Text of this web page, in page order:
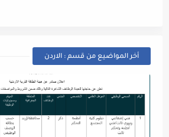
أخر المواضيع من قسم : الاردن